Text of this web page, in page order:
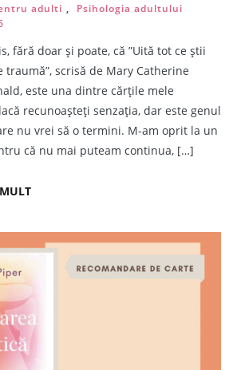
adulti ,
Psihologia adultului
fără doar și poate, că ”Uită tot ce știi
traumă”, scrisă de Mary Catherine
este una dintre cărțile mele
recunoașteți senzația, dar este genul
nu vrei să o termini. M-am oprit la un
că nu mai puteam continua, […]